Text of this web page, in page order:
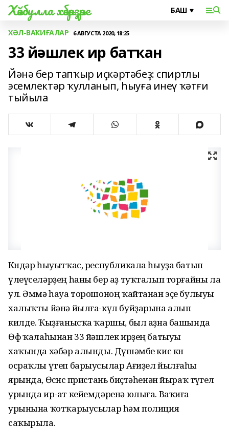
Хәйбулла хәбәрҙәре
ХӘЛ-ВАҠИҒАЛАР 6 АВГУСТА 2020, 18:25
33 йәшлек ир батҡан
Йәнә бер тапҡыр иҫкәртәбеҙ: спиртлы
эсемлектәр ҡулланып, һыуға инеү ҡәтғи
тыйыла
Көндәр һыуытҡас, республикала һыуҙа батып
үлеүселәрҙең һаны бер аҙ туҡталып торғайны ла
ул. Әммә һауа торошоноң ҡайтанан эҫе булыуы
халыҡты йәнә йылға-күл буйҙарына алып
килде. Ҡыҙғанысҡа ҡаршы, был аҙна башында
Өфө ҡалаһынан 33 йәшлек ирҙең батыуы
хаҡында хәбәр алынды. Дүшәмбе кис көнө
осраҡлы үтеп барыусылар Ағиҙел йылғаһы
ярында, Өсөнсө пристань биҫтәһенән йыраҡ түгел
урында ир-ат кейемдәренә юлыға. Ваҡиға
урынына ҡотҡарыусылар һәм полиция
саҡырыла.